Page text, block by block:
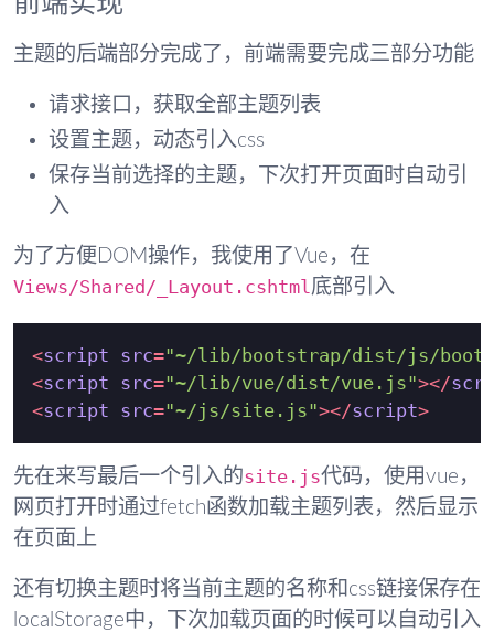
主题的后端部分完成了，前端需要完成三部分功能
请求接口，获取全部主题列表
设置主题，动态引入css
保存当前选择的主题，下次打开页面时自动引
入
为了方便DOM操作，我使用了Vue，在
Views/Shared/_Layout.cshtml底部引入
<script src="~/lib/bootstrap/dist/js/
<script src="~/lib/vue/dist/vue.js"></
<script src="~/js/site.js"></script>
先在来写最后一个引入的site.js代码，使用vue，
网页打开时通过fetch函数加载主题列表，然后显示
在页面上
还有切换主题时将当前主题的名称和css链接保存在
localStorage中，下次加载页面的时候可以自动引入